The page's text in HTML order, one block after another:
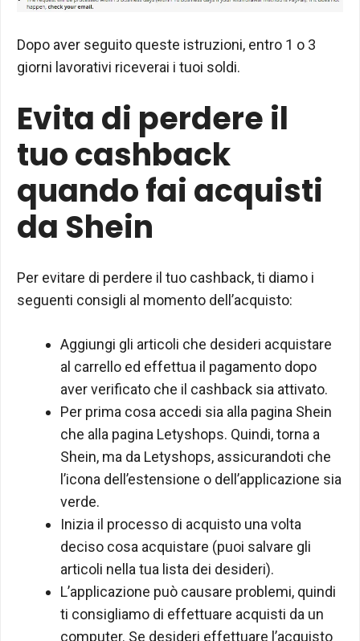
Dopo aver seguito queste istruzioni, entro 1 o 3
giorni lavorativi riceverai i tuoi soldi.
Evita di perdere il
tuo cashback
quando fai acquisti
da Shein
Per evitare di perdere il tuo cashback, ti ​​diamo i
seguenti consigli al momento dell’acquisto:
Aggiungi gli articoli che desideri acquistare
al carrello ed effettua il pagamento dopo
aver verificato che il cashback sia attivato.
Per prima cosa accedi sia alla pagina Shein
che alla pagina Letyshops. Quindi, torna a
Shein, ma da Letyshops, assicurandoti che
l’icona dell’estensione o dell’applicazione sia
verde.
Inizia il processo di acquisto una volta
deciso cosa acquistare (puoi salvare gli
articoli nella tua lista dei desideri).
L’applicazione può causare problemi, quindi
ti consigliamo di effettuare acquisti da un
computer. Se desideri effettuare l’acquisto